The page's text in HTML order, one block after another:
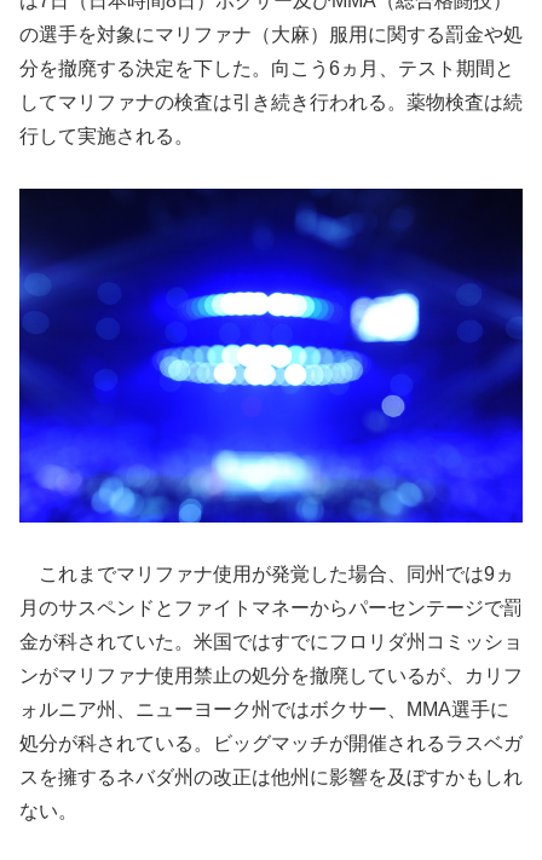
の選手を対象にマリファナ（大麻）服用に関する罰金や処
分を撤廃する決定を下した。向こう6ヵ月、テスト期間と
してマリファナの検査は引き続き行われる。薬物検査は続
行して実施される。
これまでマリファナ使用が発覚した場合、同州では9ヵ
月のサスペンドとファイトマネーからパーセンテージで罰
金が科されていた。米国ではすでにフロリダ州コミッショ
ンがマリファナ使用禁止の処分を撤廃しているが、カリフ
ォルニア州、ニューヨーク州ではボクサー、MMA選手に
処分が科されている。ビッグマッチが開催されるラスベガ
スを擁するネバダ州の改正は他州に影響を及ぼすかもしれ
ない。